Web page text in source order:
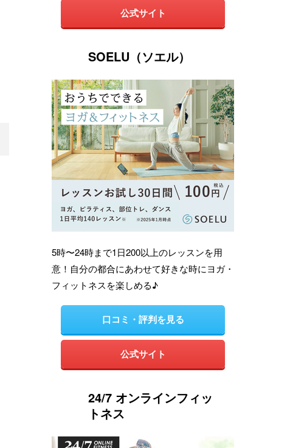
公式サイト
SOELU（ソエル）
5時〜24時まで1日200以上のレッスンを用
意！自分の都合にあわせて好きな時にヨガ・
フィットネスを楽しめる♪
口コミ・評判を見る
公式サイト
24/7 オンラインフィッ
トネス